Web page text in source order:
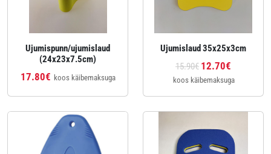
Ujumispunn/ujumislaud
(24x23x7.5cm)
17.80€ koos käibemaksuga
Ujumislaud 35x25x3cm
15.90€ 12.70€
koos käibemaksuga